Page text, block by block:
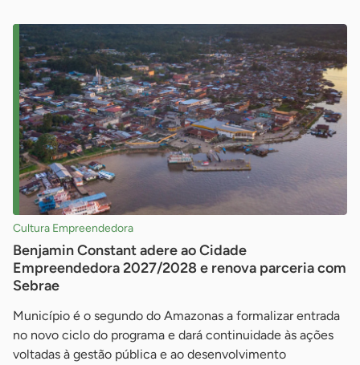
Cultura Empreendedora
Benjamin Constant adere ao Cidade
Empreendedora 2027/2028 e renova parceria com
Sebrae
Município é o segundo do Amazonas a formalizar entrada
no novo ciclo do programa e dará continuidade às ações
voltadas à gestão pública e ao desenvolvimento